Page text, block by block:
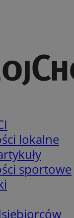
lokalne
sportowe